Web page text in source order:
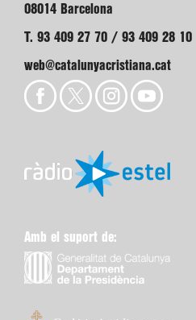
08014 Barcelona
T. 93 409 27 70 / 93 409 28 10
web@catalunyacristiana.cat
Amb el suport de: